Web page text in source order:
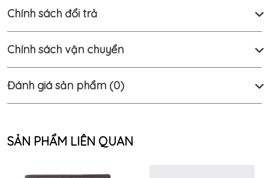
Chính sách đổi trả
Chính sách vận chuyển
Đánh giá sản phẩm (0)
SẢN PHẨM LIÊN QUAN